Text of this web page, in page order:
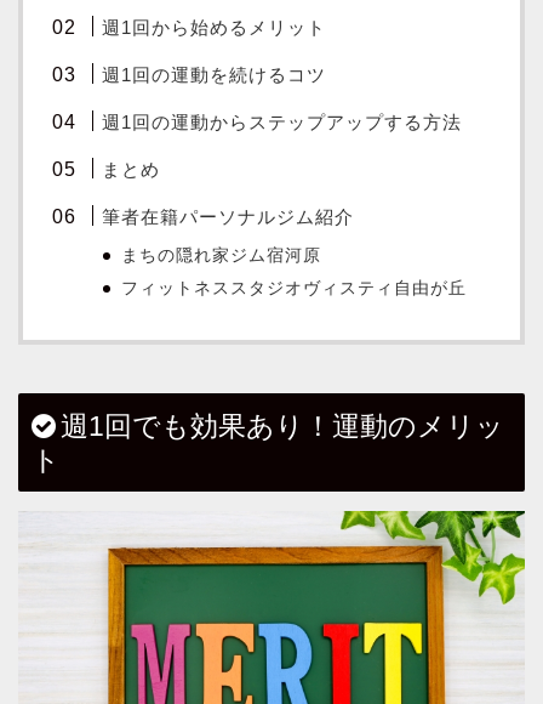
週1回から始めるメリット
週1回の運動を続けるコツ
週1回の運動からステップアップする方法
まとめ
筆者在籍パーソナルジム紹介
まちの隠れ家ジム宿河原
フィットネススタジオヴィスティ自由が丘
週1回でも効果あり！運動のメリッ
ト